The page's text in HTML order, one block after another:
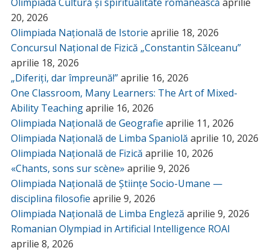
20, 2026
Olimpiada Națională de Istorie aprilie 18, 2026
Concursul Național de Fizică „Constantin Sălceanu”
aprilie 18, 2026
„Diferiți, dar împreună!”aprilie 16, 2026
One Classroom, Many Learners: The Art of Mixed-
Ability Teachingaprilie 16, 2026
Olimpiada Națională de Geografie aprilie 11, 2026
Olimpiada Națională de Limba Spaniolă aprilie 10, 2026
Olimpiada Națională de Fizică aprilie 10, 2026
«Chants, sons sur scène» aprilie 9, 2026
Olimpiada Națională de Științe Socio-Umane —
disciplina filosofie aprilie 9, 2026
Olimpiada Națională de Limba Engleză aprilie 9, 2026
Romanian Olympiad in Artificial Intelligence ROAI
aprilie 8, 2026